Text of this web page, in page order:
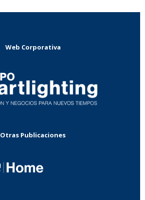
Web Corporativa
Otras Publicaciones